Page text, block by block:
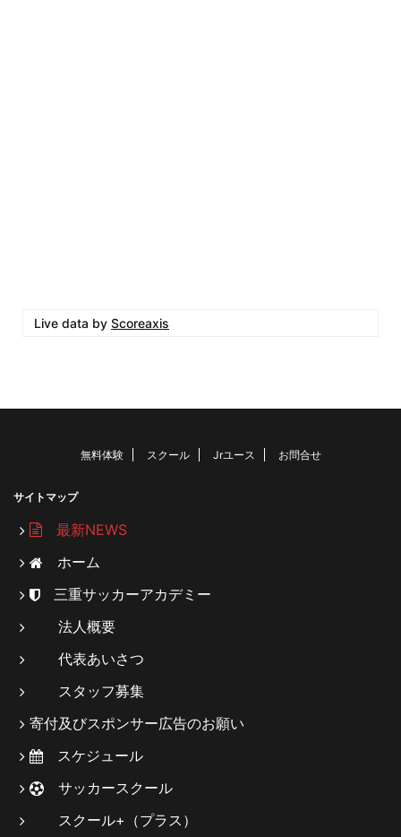
Live data by Scoreaxis
無料体験 スクール Jrユース お問合せ
サイトマップ
最新NEWS
ホーム
三重サッカーアカデミー
法人概要
代表あいさつ
スタッフ募集
寄付及びスポンサー広告のお願い
スケジュール
サッカースクール
スクール+（プラス）